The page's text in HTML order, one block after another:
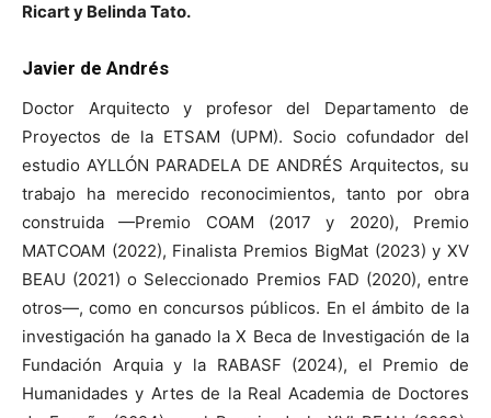
Ricart y Belinda Tato.
Javier de Andrés
Doctor Arquitecto y profesor del Departamento de
Proyectos de la ETSAM (UPM). Socio cofundador del
estudio AYLLÓN PARADELA DE ANDRÉS Arquitectos, su
trabajo ha merecido reconocimientos, tanto por obra
construida —Premio COAM (2017 y 2020), Premio
MATCOAM (2022), Finalista Premios BigMat (2023) y XV
BEAU (2021) o Seleccionado Premios FAD (2020), entre
otros—, como en concursos públicos. En el ámbito de la
investigación ha ganado la X Beca de Investigación de la
Fundación Arquia y la RABASF (2024), el Premio de
Humanidades y Artes de la Real Academia de Doctores